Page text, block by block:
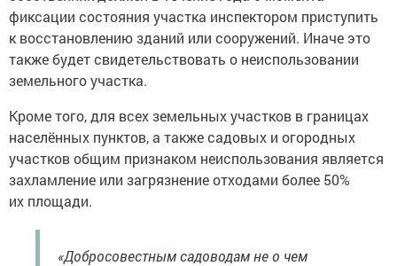
фиксации состояния участка инспектором приступить
к восстановлению зданий или сооружений. Иначе это
также будет свидетельствовать о неиспользовании
земельного участка.
Кроме того, для всех земельных участков в границах
населённых пунктов, а также садовых и огородных
участков общим признаком неиспользования является
захламление или загрязнение отходами более 50%
их площади.
«Добросовестным садоводам не о чем